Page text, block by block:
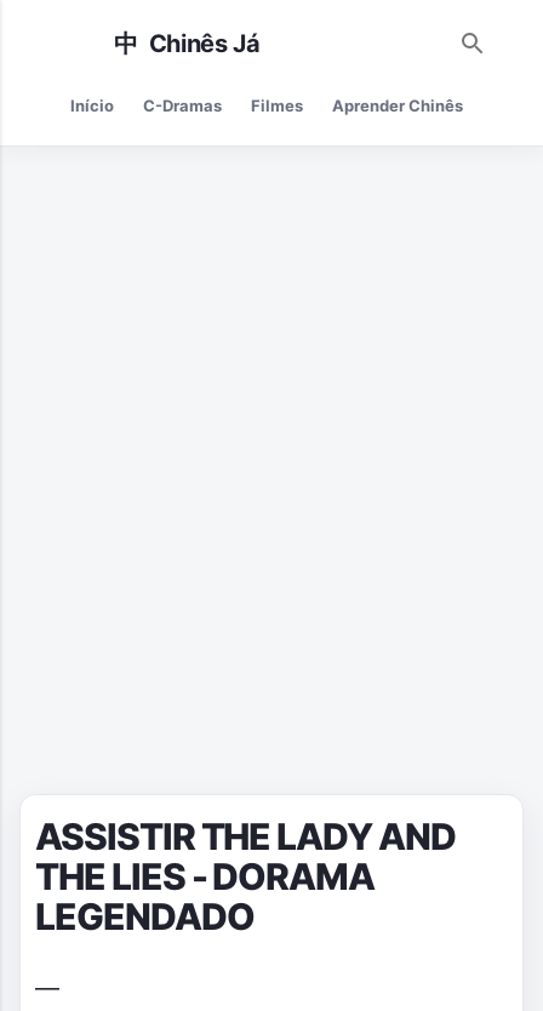
Pular para o conteúdo principal
Início C-Dramas Filmes Aprender Chinês
ASSISTIR THE LADY AND
THE LIES - DORAMA
LEGENDADO